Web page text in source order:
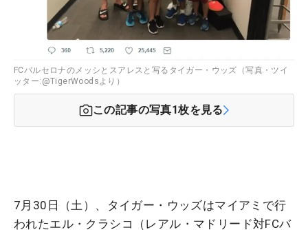
FCバルセロナのメッシとスアレスと写るタイガー・ウッズ（写真・ツイ
ッター:@TigerWoodsより）
この記事の写真1枚を見る
7月30日（土）、タイガー・ウッズはマイアミで行
われたエル・クラシコ（レアル・マドリード対FCバ